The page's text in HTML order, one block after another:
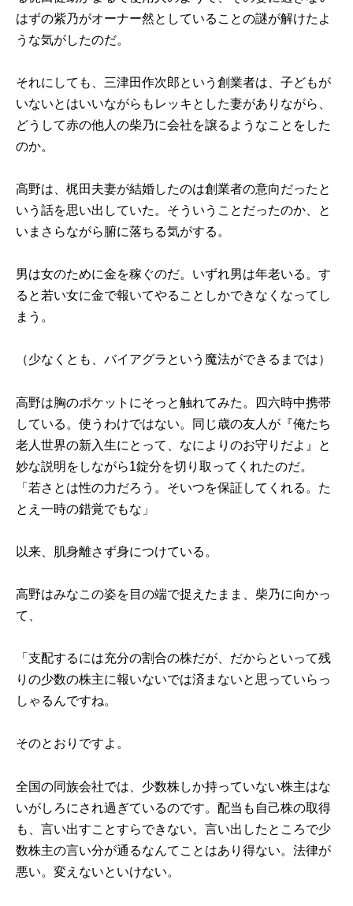
はずの紫乃がオーナー然としていることの謎が解けたよ
うな気がしたのだ。
それにしても、三津田作次郎という創業者は、子どもが
いないとはいいながらもレッキとした妻がありながら、
どうして赤の他人の柴乃に会社を譲るようなことをした
のか。
高野は、梶田夫妻が結婚したのは創業者の意向だったと
いう話を思い出していた。そういうことだったのか、と
いまさらながら腑に落ちる気がする。
男は女のために金を稼ぐのだ。いずれ男は年老いる。す
ると若い女に金で報いてやることしかできなくなってし
まう。
（少なくとも、バイアグラという魔法ができるまでは）
高野は胸のポケットにそっと触れてみた。四六時中携帯
している。使うわけではない。同じ歳の友人が『俺たち
老人世界の新入生にとって、なによりのお守りだよ』と
妙な説明をしながら1錠分を切り取ってくれたのだ。
「若さとは性の力だろう。そいつを保証してくれる。た
とえ一時の錯覚でもな」
以来、肌身離さず身につけている。
高野はみなこの姿を目の端で捉えたまま、柴乃に向かっ
て、
「支配するには充分の割合の株だが、だからといって残
りの少数の株主に報いないでは済まないと思っていらっ
しゃるんですね。
そのとおりですよ。
全国の同族会社では、少数株しか持っていない株主はな
いがしろにされ過ぎているのです。配当も自己株の取得
も、言い出すことすらできない。言い出したところで少
数株主の言い分が通るなんてことはあり得ない。法律が
悪い。変えないといけない。